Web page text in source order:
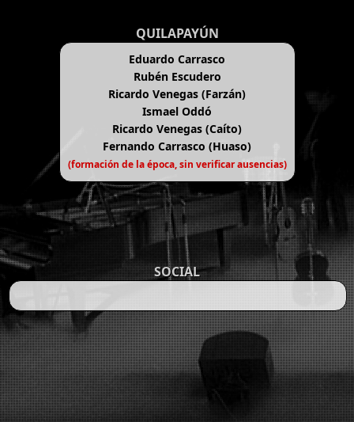
QUILAPAYÚN
Eduardo Carrasco
Rubén Escudero
Ricardo Venegas (Farzán)
Ismael Oddó
Ricardo Venegas (Caíto)
Fernando Carrasco (Huaso)
(formación de la época, sin verificar ausencias)
SOCIAL